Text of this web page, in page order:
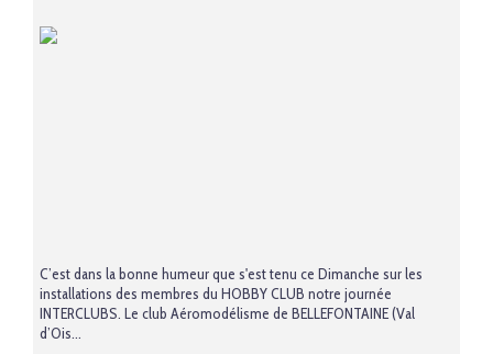
C’est dans la bonne humeur que s'est tenu ce Dimanche sur les
installations des membres du HOBBY CLUB notre journée
INTERCLUBS. Le club Aéromodélisme de BELLEFONTAINE (Val
d’Ois...